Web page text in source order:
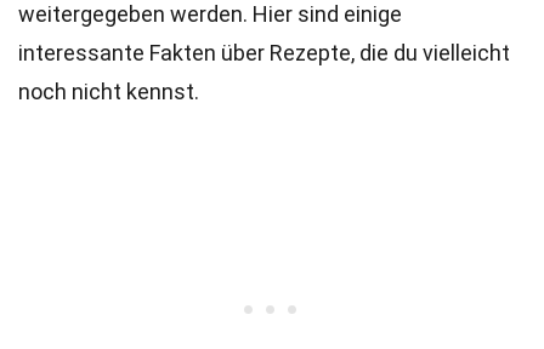
weitergegeben werden. Hier sind einige
interessante Fakten über Rezepte, die du vielleicht
noch nicht kennst.